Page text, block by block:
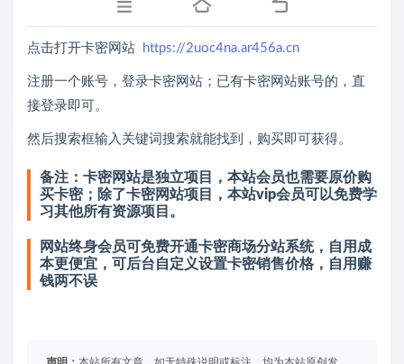
点击打开卡密网站 https://2uoc4na.ar456a.cn
注册一个账号，登录卡密网站；已有卡密网站账号的，直
接登录即可。
然后搜索框输入关键词搜索就能找到，购买即可获得。
备注：卡密网站是独立项目，本站会员也需要原价购
买卡密；除了卡密网站项目，本站vip会员可以免费学
习其他所有资源项目。
网站终身会员可免费开通卡密商场分站系统，自用成
本更便宜，可后台自定义设置卡密销售价格，自用赚
钱两不误